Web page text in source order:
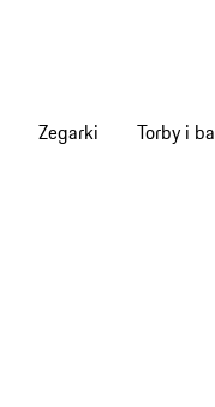
Zegarki Torby i